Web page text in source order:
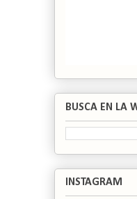
BUSCA EN LA
INSTAGRAM